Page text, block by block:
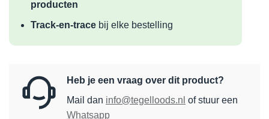
producten
Track-en-tracebij elke bestelling
Heb je een vraag over dit product?
Mail dan info@tegelloods.nl of stuur een
Whatsapp